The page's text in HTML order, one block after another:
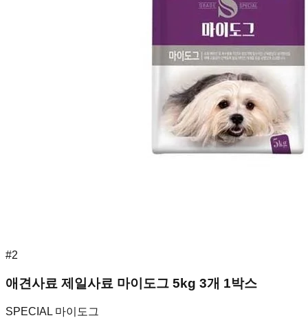
#2
애견사료 제일사료 마이도그 5kg 3개 1박스
SPECIAL 마이도그